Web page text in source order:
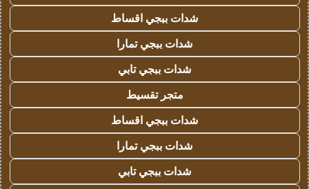
شدات ببجي اقساط
شدات ببجي تمارا
شدات ببجي تابي
متجر تقسيط
شدات ببجي اقساط
شدات ببجي تمارا
شدات ببجي تابي